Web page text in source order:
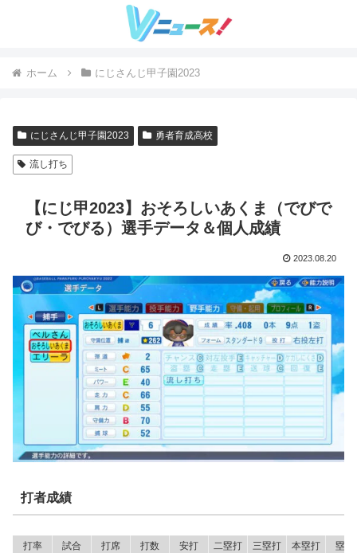
ホーム にじさんじ甲子園2023
にじさんじ甲子園2023 勇者育成高校
流し打ち
【にじ甲2023】おそろしいあくま（でびで
び・でびる）選手データ＆個人成績
2023.08.20
打者成績
打率 試合 打席 打数 安打 二塁打 三塁打 本塁打 塁打